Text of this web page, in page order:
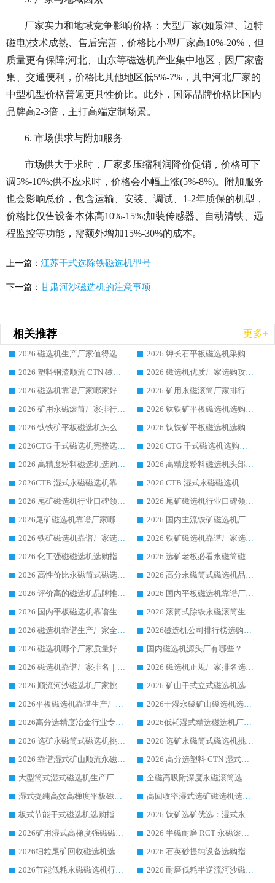
厂家实力和地域竞争影响价格：大型厂家(如景津、迈特
磁电)技术成熟、售后完善，价格比小型厂家高10%-20%，但
质量更有保障;河北、山东等磁选机产业集中地区，因厂家密
集、交通便利，价格比其他地区低5%-7%，其中河北厂家的
中型机型价格普遍更具性价比。此外，国际品牌价格比国内
品牌高2-3倍，主打高端定制场景。
6. 市场供求与附加服务
市场供大于求时，厂家多压缩利润降价促销，价格可下
调5%-10%;供不应求时，价格会小幅上涨(5%-8%)。附加服务
也会影响总价，包含运输、安装、调试、1-2年质保的机型，
价格比仅售设备本体高10%-15%;加装传感器、自动清铁、远
程监控等功能，需额外增加15%-30%的成本。
上一篇： 江苏干式选除铁磁选机型号
下一篇： 甘肃河沙磁选机的注意事项
相关推荐 更多+
2026 磁选机生产厂家值得选的品牌选购指南|行业口碑良好领域强者，华体会手机网页版-华体会(中国) 靠谱生产厂家推荐
2026 钾长石平板磁选机采购大全 深耕磁电华体会手机网页版-华体会(中国) 国内一线大厂口碑优质生产厂家
2026 塑料钢渣顺流 CTN 磁选机选购指南 行业口碑出众的靠谱设备生产厂家
2026 磁选机优质厂家选购攻略 业内实力品牌盘点详解华体会手机网页版-华体会(中国) 综合优势
2026 磁选机靠谱厂家哪家好 行业口碑良好品牌领域强者华体会手机网页版-华体会(中国) 介绍
2026 矿用永磁滚筒厂家排行榜选购干货指南 行业口碑标杆华体会手机网页版-华体会(中国) 实力出众
2026 矿用永磁滚筒厂家排行榜选购指南，行业口碑领域强者华体会手机网页版-华体会(中国)
2026 钛铁矿平板磁选机选购全攻略 市场公认优质品牌厂家实力排行榜
2026 钛铁矿平板磁选机怎么选 靠谱生产企业实力排行榜选购参考攻略
2026 钛铁矿平板磁选机选购指南 行业口碑优选品牌生产企业实力排行榜
2026CTG 干式磁选机完整选购指南 行业口碑顶尖靠谱生产龙头厂家实力推荐
2026 CTG 干式磁选机选购指南|行业口碑靠谱生产厂家领域强者推荐
2026 高精度粉料磁选机选购全攻略 行业优质品牌华体会手机网页版-华体会(中国) 实力深度解析
2026 高精度粉料磁选机头部厂家选购指南 行业口碑靠谱品牌推荐 领域强者华体会手机网页版-华体会(中国) 解析
2026CTB 湿式永磁磁选机靠谱厂家实力排行榜 铁矿选矿设备采购全流程选购指南
2026 CTB 湿式永磁磁选机选购指南|行业口碑良好品牌推荐，领域强者华体会手机网页版-华体会(中国)
2026 尾矿磁选机行业口碑领域强者，源头直供国内主流厂家华体会手机网页版-华体会(中国) 一站式服务
2026 尾矿磁选机行业口碑领域强者，源头直供国内主流厂家华体会手机网页版-华体会(中国) 一站式服务
2026尾矿磁选机靠谱厂家哪家好 行业口碑领域强者华体会手机网页版-华体会(中国) 推荐
2026 国内主流铁矿磁选机厂家选购指南|行业口碑好品牌推荐，领域强者华体会手机网页版-华体会(中国)
2026 铁矿磁选机靠谱厂家选购全攻略 行业标杆华体会手机网页版-华体会(中国) 设备性价比出众
2026 铁矿磁选机靠谱厂家选购指南，领域强者华体会手机网页版-华体会(中国) 铁矿磁选机性价比高
2026 化工强磁磁选机选购指南 5 家行业口碑靠谱厂家领域强者推荐
2026 选矿老板必看永磁筒磁选机推荐 行业头部品牌口碑设备选购全攻略
2026 高性价比永磁筒式磁选机品牌盘点 行业强者口碑实测选购完整指南
2026 高分永磁筒式磁选机品牌推荐 选矿设备强者对比测评采购避坑全攻略
2026 评价高的磁选机品牌推荐选购指南，永磁筒式磁选机设备领域强者全景行业口碑解析
2026 国内平板磁选机靠谱厂家排名 行业实测口碑设备按需选购全指南
2026 国内平板磁选机靠谱生产厂家推荐排名|行业口碑选购指南，领域强者按需选设备
2026 滚筒式除铁永磁滚筒生产厂家推荐排名|行业口碑选购指南，领域强者源头厂商精选
2026 磁选机靠谱生产厂家全梳理 分场景选型行业头部品牌选购参考攻略
2026磁选机公司排行榜选购指南|正规源头厂家推荐，领域强者高性价比靠谱信赖品牌
2026 磁选机哪个厂家质量好？十大靠谱磁电企业排名选购指南
国内磁选机源头厂有哪些？2026 综合实力排名与采购避坑技巧
2026 磁选机靠谱厂家排名｜华体会手机网页版-华体会(中国) 高性价比磁选机磁电品牌
2026 磁选机正规厂家排名选购指南|行业口碑信赖品牌推荐性价比高靠谱磁电企业
2026 顺流河沙磁选机厂家挑选攻略 | 业内口碑龙头企业高性价比品牌推荐
2026 矿山干式立式磁选机选型攻略 梳理深耕磁电装备多年靠谱生产厂商
2026平板磁选机靠谱生产厂家选购指南 行业口碑良好品牌推荐 磁电领域实力强者
2026干湿永磁矿山磁选机选型攻略 优质生产厂家排名 选矿领域高口碑品牌推荐指南
2026高分选精度冶金行业专用磁选机生产厂家,干湿式磁选机源头供应商推荐
2026低耗湿式精​选磁选机厂家怎么选?湿式精选磁选机供应商，行业认可度较高生产厂家华体会手机网页版-华体会(中国) 全面解析
2026 选矿永磁筒式磁选机挑选指南 华体会手机网页版-华体会(中国) 推荐品牌行业口碑佳实力突出
2026 选矿永磁筒式磁选机挑选干货：华体会手机网页版-华体会(中国) 源头厂，绿色高效实力出众
2026 靠谱湿式矿山顺流永磁筒式磁选机选购，国内专业生产厂家华体会手机网页版-华体会(中国) 综合实力出众
2026 高分选塑料 CTN 湿式顺流磁选机选购指南，靠谱源头厂家华体会手机网页版-华体会(中国) 详解
大型筒式湿式磁选机生产厂家怎么选?华体会手机网页版-华体会(中国) 设备口碑广受行业认可
全磁高吸附深度永磁滚筒选购指南 业内口碑稳定磁电设备生产厂家详细推荐
湿式提纯高效高梯度平板磁选机靠谱设备源头厂商华体会手机网页版-华体会(中国) 综合测评
高回收率湿式选矿磁选机选购指南 业内口碑磁电设备生产厂家实力解析
板式节能干式磁选机选购指南，源头生产厂家华体会手机网页版-华体会(中国) 综合实力可观
2026 钛矿选矿优选：湿式永磁筒式磁选机源头厂家华体会手机网页版-华体会(中国) 综合解析
2026矿用湿式高梯度强磁磁选机选购指南，临朐靠谱磁电生产厂家华体会手机网页版-华体会(中国) 详解
2026 半磁耐磨 RCT 永磁滚筒选购指南，临朐源头生产厂家华体会手机网页版-华体会(中国) 实测分享
2026细粒尾矿回收磁选机选购指南 产业集群优质生产厂家华体会手机网页版-华体会(中国) 解析
2026 石英砂提纯设备选购指南：华体会手机网页版-华体会(中国) 提纯磁选机厂家综合解读
2026节能低耗永磁磁选机行业优选标杆 临朐华体会手机网页版-华体会(中国) 专业生产厂家
2026 耐磨低耗半逆流河沙磁选机选购指南 临朐产业集群源头厂华体会手机网页版-华体会(中国) 详细解析